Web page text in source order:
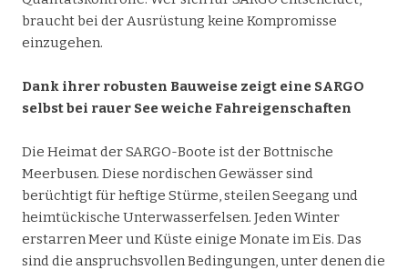
braucht bei der Ausrüstung keine Kompromisse
einzugehen.
Dank ihrer robusten Bauweise zeigt eine SARGO
selbst bei rauer See weiche Fahreigenschaften
Die Heimat der SARGO-Boote ist der Bottnische
Meerbusen. Diese nordischen Gewässer sind
berüchtigt für heftige Stürme, steilen Seegang und
heimtückische Unterwasserfelsen. Jeden Winter
erstarren Meer und Küste einige Monate im Eis. Das
sind die anspruchsvollen Bedingungen, unter denen die